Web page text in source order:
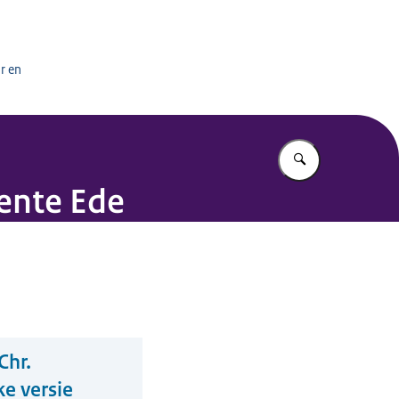
en
Vul in wat u
Ede
versie